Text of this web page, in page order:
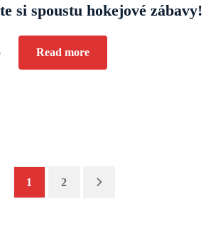
si spoustu hokejové zábavy!
Read more
1 2